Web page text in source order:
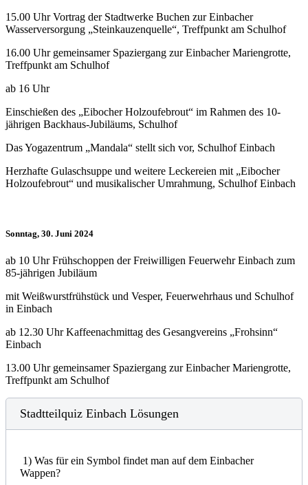
15.00 Uhr Vortrag der Stadtwerke Buchen zur Einbacher
Wasserversorgung „Steinkauzenquelle“, Treffpunkt am Schulhof
16.00 Uhr gemeinsamer Spaziergang zur Einbacher Mariengrotte,
Treffpunkt am Schulhof
ab 16 Uhr
Einschießen des „Eibocher Holzoufebrout“ im Rahmen des 10-
jährigen Backhaus-Jubiläums, Schulhof
Das Yogazentrum „Mandala“ stellt sich vor, Schulhof Einbach
Herzhafte Gulaschsuppe und weitere Leckereien mit „Eibocher
Holzoufebrout“ und musikalischer Umrahmung, Schulhof Einbach
Sonntag, 30. Juni 2024
ab 10 Uhr Frühschoppen der Freiwilligen Feuerwehr Einbach zum
85-jährigen Jubiläum
mit Weißwurstfrühstück und Vesper, Feuerwehrhaus und Schulhof
in Einbach
ab 12.30 Uhr Kaffeenachmittag des Gesangvereins „Frohsinn“
Einbach
13.00 Uhr gemeinsamer Spaziergang zur Einbacher Mariengrotte,
Treffpunkt am Schulhof
Stadtteilquiz Einbach Lösungen
1) Was für ein Symbol findet man auf dem Einbacher
Wappen?